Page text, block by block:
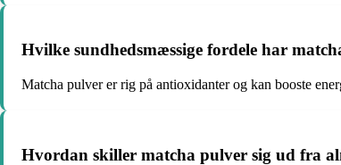
Hvilke sundhedsmæssige fordele har
Matcha pulver er rig på antioxidanter og kan booste
Hvordan skiller matcha pulver sig ud fra